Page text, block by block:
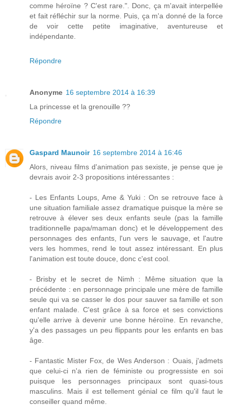
comme héroïne ? C'est rare.". Donc, ça m'avait interpellée
et fait réfléchir sur la norme. Puis, ça m'a donné de la force
de voir cette petite imaginative, aventureuse et
indépendante.
Répondre
Anonyme 16 septembre 2014 à 16:39
La princesse et la grenouille ??
Répondre
Gaspard Maunoir 16 septembre 2014 à 16:46
Alors, niveau films d'animation pas sexiste, je pense que je
devrais avoir 2-3 propositions intéressantes :
- Les Enfants Loups, Ame & Yuki : On se retrouve face à
une situation familiale assez dramatique puisque la mère se
retrouve à élever ses deux enfants seule (pas la famille
traditionnelle papa/maman donc) et le développement des
personnages des enfants, l'un vers le sauvage, et l'autre
vers les hommes, rend le tout assez intéressant. En plus
l'animation est toute douce, donc c'est cool.
- Brisby et le secret de Nimh : Même situation que la
précédente : en personnage principale une mère de famille
seule qui va se casser le dos pour sauver sa famille et son
enfant malade. C'est grâce à sa force et ses convictions
qu'elle arrive à devenir une bonne héroïne. En revanche,
y'a des passages un peu flippants pour les enfants en bas
âge.
- Fantastic Mister Fox, de Wes Anderson : Ouais, j'admets
que celui-ci n'a rien de féministe ou progressiste en soi
puisque les personnages principaux sont quasi-tous
masculins. Mais il est tellement génial ce film qu'il faut le
conseiller quand même.